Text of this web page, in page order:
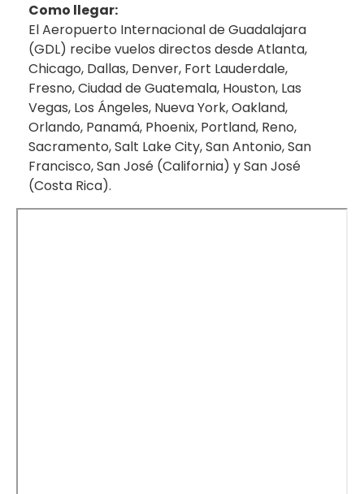
Como llegar:
El Aeropuerto Internacional de Guadalajara
(GDL) recibe vuelos directos desde Atlanta,
Chicago, Dallas, Denver, Fort Lauderdale,
Fresno, Ciudad de Guatemala, Houston, Las
Vegas, Los Ángeles, Nueva York, Oakland,
Orlando, Panamá, Phoenix, Portland, Reno,
Sacramento, Salt Lake City, San Antonio, San
Francisco, San José (California) y San José
(Costa Rica).